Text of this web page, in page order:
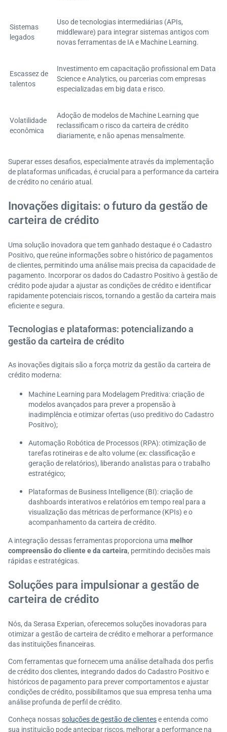
Sistemas
legados
Uso de tecnologias intermediárias (APIs,
middleware) para integrar sistemas antigos com
novas ferramentas de IA e Machine Learning.
Escassez de
talentos
Investimento em capacitação profissional em Data
Science e Analytics, ou parcerias com empresas
especializadas em big data e risco.
Volatilidade
econômica
Adoção de modelos de Machine Learning que
reclassificam o risco da carteira de crédito
diariamente, e não apenas mensalmente.
Superar esses desafios, especialmente através da implementação
de plataformas unificadas, é crucial para a performance da carteira
de crédito no cenário atual.
Inovações digitais: o futuro da gestão de
carteira de crédito
Uma solução inovadora que tem ganhado destaque é o Cadastro
Positivo, que reúne informações sobre o histórico de pagamentos
de clientes, permitindo uma análise mais precisa da capacidade de
pagamento. Incorporar os dados do Cadastro Positivo à gestão de
crédito pode ajudar a ajustar as condições de crédito e identificar
rapidamente potenciais riscos, tornando a gestão da carteira mais
eficiente e segura.
Tecnologias e plataformas: potencializando a
gestão da carteira de crédito
As inovações digitais são a força motriz da gestão da carteira de
crédito moderna:
Machine Learning para Modelagem Preditiva: criação de
modelos avançados para prever a propensão à
inadimplência e otimizar ofertas (uso preditivo do Cadastro
Positivo);
Automação Robótica de Processos (RPA): otimização de
tarefas rotineiras e de alto volume (ex: classificação e
geração de relatórios), liberando analistas para o trabalho
estratégico;
Plataformas de Business Intelligence (BI): criação de
dashboards interativos e relatórios em tempo real para a
visualização das métricas de performance (KPIs) e o
acompanhamento da carteira de crédito.
A integração dessas ferramentas proporciona uma melhor
compreensão do cliente e da carteira, permitindo decisões mais
rápidas e estratégicas.
Soluções para impulsionar a gestão de
carteira de crédito
Nós, da Serasa Experian, oferecemos soluções inovadoras para
otimizar a gestão de carteira de crédito e melhorar a performance
das instituições financeiras.
Com ferramentas que fornecem uma análise detalhada dos perfis
de crédito dos clientes, integrando dados do Cadastro Positivo e
históricos de pagamento para prever comportamentos e ajustar
condições de crédito, possibilitamos que sua empresa tenha uma
análise profunda de perfil de crédito.
Conheça nossassoluções de gestão de clientese entenda como
sua instituição pode antecipar riscos, melhorar a performance na